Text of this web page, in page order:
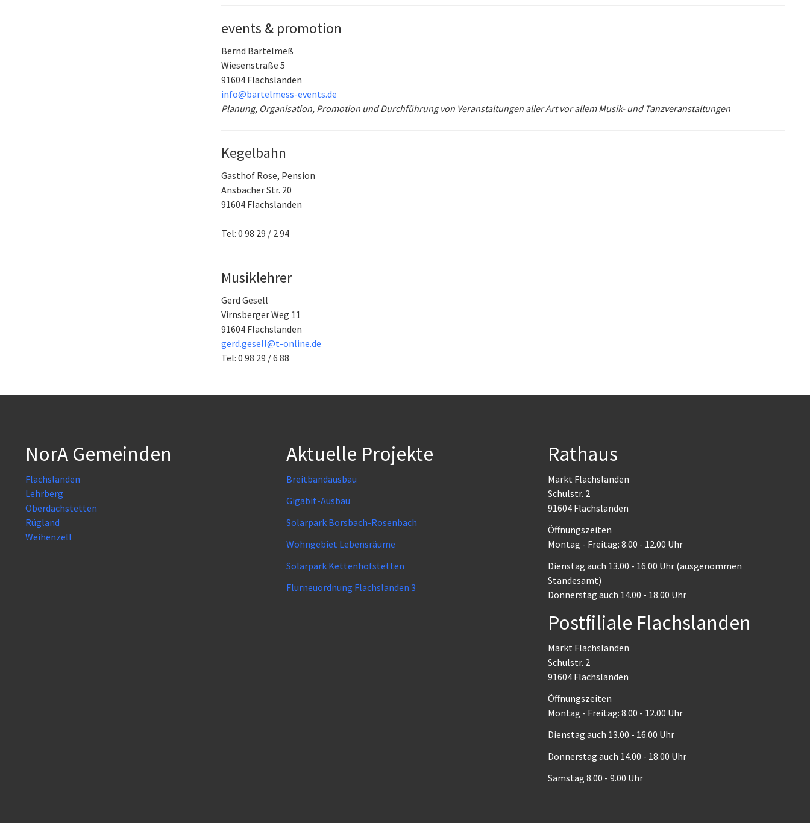
events & promotion
Bernd Bartelmeß
Wiesenstraße 5
91604 Flachslanden
info@bartelmess-events.de
Planung, Organisation, Promotion und Durchführung von Veranstaltungen aller Art vor allem Musik- und Tanzveranstaltungen
Kegelbahn
Gasthof Rose, Pension
Ansbacher Str. 20
91604 Flachslanden
Tel: 0 98 29 / 2 94
Musiklehrer
Gerd Gesell
Virnsberger Weg 11
91604 Flachslanden
gerd.gesell@t-online.de
Tel: 0 98 29 / 6 88
NorA Gemeinden
Flachslanden
Lehrberg
Oberdachstetten
Rügland
Weihenzell
Aktuelle Projekte
Breitbandausbau
Gigabit-Ausbau
Solarpark Borsbach-Rosenbach
Wohngebiet Lebensräume
Solarpark Kettenhöfstetten
Flurneuordnung Flachslanden 3
Rathaus
Markt Flachslanden
Schulstr. 2
91604 Flachslanden
Öffnungszeiten
Montag - Freitag: 8.00 - 12.00 Uhr
Dienstag auch 13.00 - 16.00 Uhr (ausgenommen
Standesamt)
Donnerstag auch 14.00 - 18.00 Uhr
Postfiliale Flachslanden
Markt Flachslanden
Schulstr. 2
91604 Flachslanden
Öffnungszeiten
Montag - Freitag: 8.00 - 12.00 Uhr
Dienstag auch 13.00 - 16.00 Uhr
Donnerstag auch 14.00 - 18.00 Uhr
Samstag 8.00 - 9.00 Uhr